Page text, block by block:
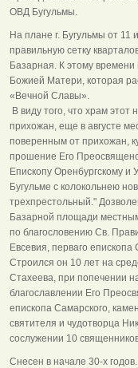
ОВД Бугульмы.
На плане г. Бугульмы от 11
правильную сетку
Базарная. К этому времени
Божией Матери, которая
«Вечной Славы».
В виду того, что храм
прихожан, еще в августе
поверенным от прихожан,
прошение Его
Епископу Оренбургскому и
Бугульме с колокольнею
трехпрестольный."
Базарной площади
по благословению Св.
Евсевия, перваго
Строился он 10 лет на
Стахеева, при попечении
благославлении Его
епископа Самарского,
святителя и чудотворца
сослужении 10
Снесен в начале 30-х